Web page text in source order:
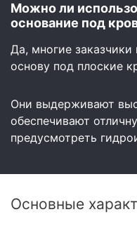
Можно ли
основание под
Да, многие
основу под плоские
Они выдерживают
обеспечивают
предусмотреть
Основные